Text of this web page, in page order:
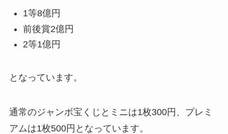
1等8億円
前後賞2億円
2等1億円
となっています。
通常のジャンボ宝くじとミニは1枚300円、プレミ
アムは1枚500円となっています。